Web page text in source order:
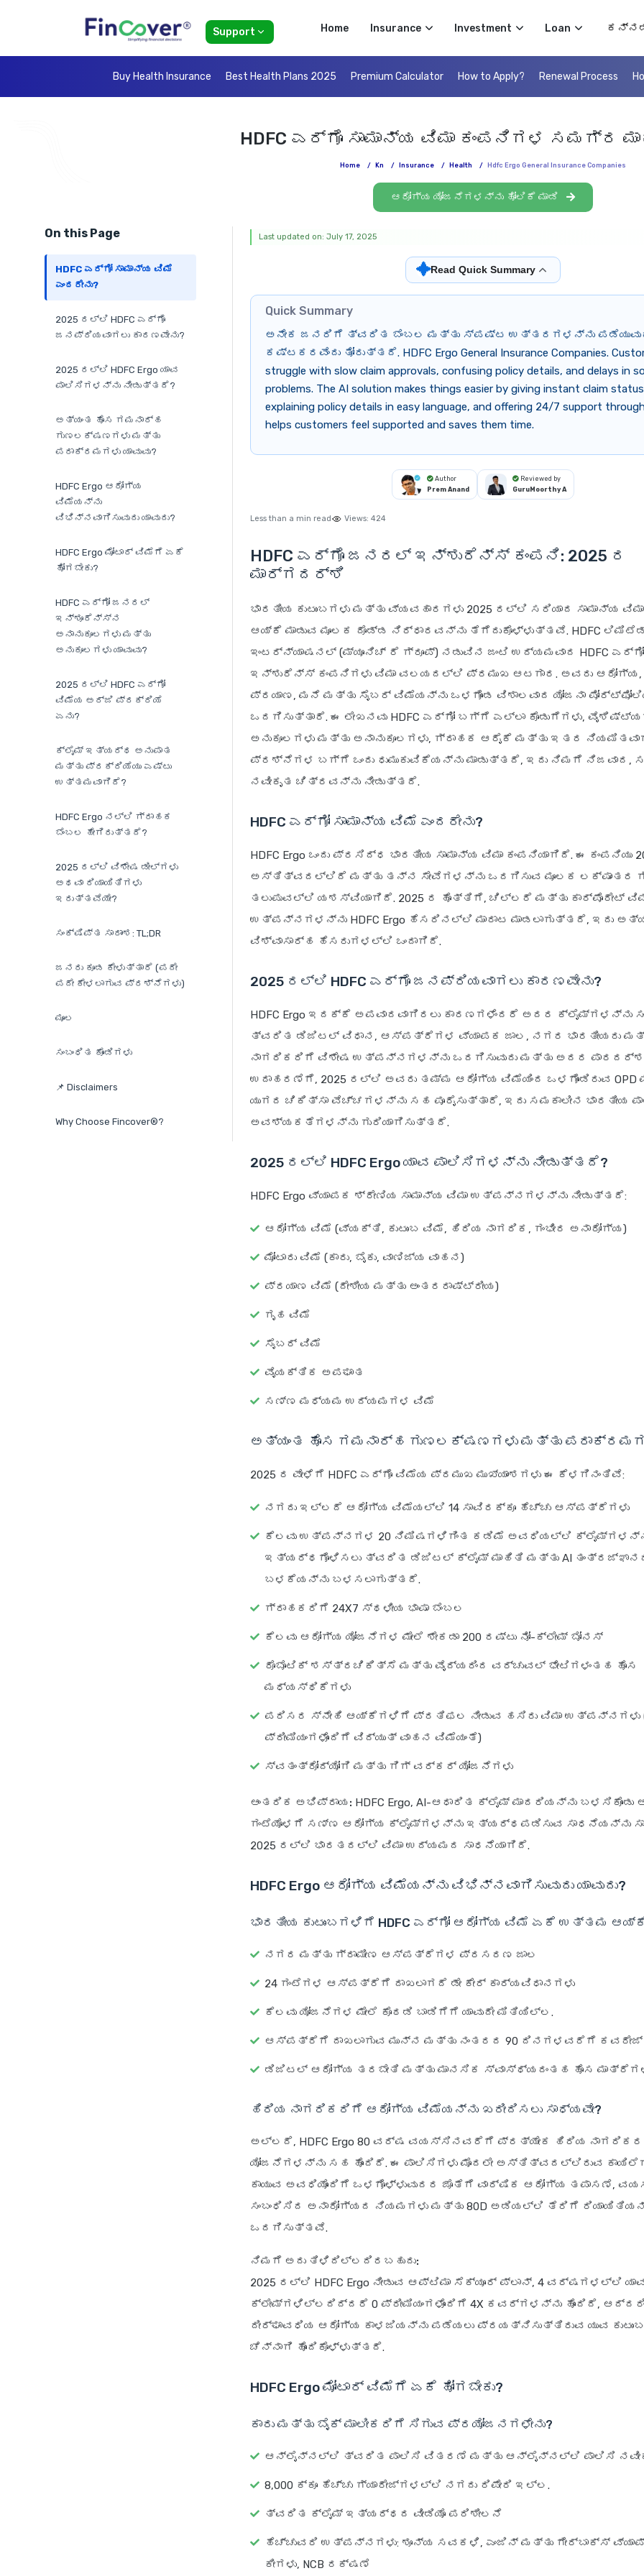
Support Home Insurance Investment Loan Select
Buy Health Insurance Best Health Plans 2025 Premium Calculator How to Apply? Renewal Process
HDFC ಎರ್ಗೊ ಸಾಮಾನ್ಯ ವಿಮಾ ಕಂಪನಿಗಳ ಸಮಗ್ರ
Home / Kn / Insurance / Health / Hdfc Ergo General Insurance Companies
ಆರೋಗ್ಯ ಯೋಜನೆಗಳನ್ನು ಹೋಲಿಕೆ ಮಾಡಿ
On this Page
HDFC ಎರ್ಗೋ ಸಾಮಾನ್ಯ ವಿಮೆ
ಎಂದರೇನು?
2025 ರಲ್ಲಿ HDFC ಎರ್ಗೊ
ಜನಪ್ರಿಯವಾಗಲು ಕಾರಣವೇನು?
2025 ರಲ್ಲಿ HDFC Ergo ಯಾವ
ಪಾಲಿಸಿಗಳನ್ನು ನೀಡುತ್ತದೆ?
ಅತ್ಯಂತ ಹೊಸ ಗಮನಾರ್ಹ
ಗುಣಲಕ್ಷಣಗಳು ಮತ್ತು
ಪರಾಕ್ರಮಗಳು ಯಾವುವು?
HDFC Ergo ಆರೋಗ್ಯ
ವಿಮೆಯನ್ನು
ವಿಭಿನ್ನವಾಗಿಸುವುದು ಯಾವುದು?
HDFC Ergo ಮೋಟಾರ್ ವಿಮೆಗೆ ಏಕೆ
ಹೋಗಬೇಕು?
HDFC ಎರ್ಗೋ ಜನರಲ್
ಇನ್ಶೂರೆನ್ಸ್‌ನ
ಅನಾನುಕೂಲಗಳು ಮತ್ತು
ಅನುಕೂಲಗಳು ಯಾವುವು?
2025 ರಲ್ಲಿ HDFC ಎರ್ಗೋ
ವಿಮೆಯ ಅರ್ಜಿ ಪ್ರಕ್ರಿಯೆ
ಏನು?
ಕ್ಲೈಮ್ ಇತ್ಯರ್ಥ ಅನುಪಾತ
ಮತ್ತು ಪ್ರಕ್ರಿಯೆಯು ಎಷ್ಟು
ಉತ್ತಮವಾಗಿದೆ?
HDFC Ergo ನಲ್ಲಿ ಗ್ರಾಹಕ
ಬೆಂಬಲ ಹೇಗಿರುತ್ತದೆ?
2025 ರಲ್ಲಿ ವಿಶೇಷ ಡೀಲ್‌ಗಳು
ಅಥವಾ ರಿಯಾಯಿತಿಗಳು
ಇರುತ್ತವೆಯೇ?
ಸಂಕ್ಷಿಪ್ತ ಸಾರಾಂಶ: TL;DR
ಜನರು ಕೂಡ ಕೇಳುತ್ತಾರೆ (ಪದೇ
ಪದೇ ಕೇಳಲಾಗುವ ಪ್ರಶ್ನೆಗಳು)
ಮೂಲ
ಸಂಬಂಧಿತ ಕೊಂಡಿಗಳು
📌 Disclaimers
Why Choose Fincover®?
Last updated on: July 17, 2025
✦Read Quick Summary
Quick Summary
ಅನೇಕ ಜನರಿಗೆ ತ್ವರಿತ ಬೆಂಬಲ ಮತ್ತು ಸ್ಪಷ್ಟ ಉತ್ತರಗಳನ್ನು
ಕಷ್ಟಕರವೆಂದು ತೋರುತ್ತದೆ. HDFC Ergo General Insurance Companies.
struggle with slow claim approvals, confusing policy details, and delays in
problems. The AI solution makes things easier by giving instant claim
explaining policy details in easy language, and offering 24/7 support
helps customers feel supported and saves them time.
Author
Prem Anand
Reviewed by
GuruMoorthy A
Less than a min read Views: 424
HDFC ಎರ್ಗೊ ಜನರಲ್ ಇನ್ಶುರೆನ್ಸ್ ಕಂಪನಿ: 2025 ರ
ಮಾರ್ಗದರ್ಶಿ
ಭಾರತೀಯ ಕುಟುಂಬಗಳು ಮತ್ತು ವ್ಯವಹಾರಗಳು 2025 ರಲ್ಲಿ ಸರಿಯಾದ ಸಾಮಾನ್ಯ
ಆಯ್ಕೆ ಮಾಡುವ ಮೂಲಕ ದೊಡ್ಡ ನಿರ್ಧಾರವನ್ನು ತೆಗೆದುಕೊಳ್ಳುತ್ತವೆ. HDFC ಲಿಮಿಟೆಡ್
ಇಂಟರ್ನ್ಯಾಷನಲ್ (ಮ್ಯೂನಿಚ್ ರೆ ಗ್ರೂಪ್) ನಡುವಿನ ಜಂಟಿ ಉದ್ಯಮವಾದ HDFC
ಇನ್ಶುರೆನ್ಸ್ ಕಂಪನಿಗಳು ವಿಮಾ ವಲಯದಲ್ಲಿ ಪ್ರಮುಖ ಆಟಗಾರ. ಅವರು ಆರೋಗ್ಯ,
ಪ್ರಯಾಣ, ಮನೆ ಮತ್ತು ಸೈಬರ್ ವಿಮೆಯನ್ನು ಒಳಗೊಂಡ ವಿಶಾಲವಾದ ಯೋಜನಾ
ಒದಗಿಸುತ್ತಾರೆ. ಈ ಲೇಖನವು HDFC ಎರ್ಗೋ ಬಗ್ಗೆ ಎಲ್ಲಾ ಕೊಡುಗೆಗಳು,
ಅನುಕೂಲಗಳು ಮತ್ತು ಅನಾನುಕೂಲಗಳು, ಗ್ರಾಹಕ ಆರೈಕೆ ಮತ್ತು ಇತರ
ಪ್ರಶ್ನೆಗಳ ಬಗ್ಗೆ ಒಂದು ಧುಮುಕುವಿಕೆಯನ್ನು ಮಾಡುತ್ತದೆ, ಇದು ನಿಮಗೆ ನಿಜವಾದ,
ನವೀಕೃತ ಚಿತ್ರವನ್ನು ನೀಡುತ್ತದೆ.
HDFC ಎರ್ಗೋ ಸಾಮಾನ್ಯ ವಿಮೆ ಎಂದರೇನು?
HDFC Ergo ಒಂದು ಪ್ರಸಿದ್ಧ ಭಾರತೀಯ ಸಾಮಾನ್ಯ ವಿಮಾ ಕಂಪನಿಯಾಗಿದೆ. ಈ ಕಂಪನಿಯು
ಅಸ್ತಿತ್ವದಲ್ಲಿದೆ ಮತ್ತು ತನ್ನ ಸೇವೆಗಳನ್ನು ಒದಗಿಸುವ ಮೂಲಕ ಲಕ್ಷಾಂತರ
ತಲುಪುವಲ್ಲಿ ಯಶಸ್ವಿಯಾಗಿದೆ. 2025 ರ ಹೊತ್ತಿಗೆ, ಚಿಲ್ಲರೆ ಮತ್ತು ಕಾರ್ಪೊರೇಟ್
ಉತ್ಪನ್ನಗಳನ್ನು HDFC Ergo ಹೆಸರಿನಲ್ಲಿ ಮಾರಾಟ ಮಾಡಲಾಗುತ್ತದೆ, ಇದು
ವಿಶ್ವಾಸಾರ್ಹ ಹೆಸರುಗಳಲ್ಲಿ ಒಂದಾಗಿದೆ.
2025 ರಲ್ಲಿ HDFC ಎರ್ಗೊ ಜನಪ್ರಿಯವಾಗಲು ಕಾರಣವೇನು?
HDFC Ergo ಇದಕ್ಕೆ ಅಪವಾದವಾಗಿರಲು ಕಾರಣಗಳೆಂದರೆ ಅದರ ಕ್ಲೈಮ್‌ಗಳನ್ನು
ತ್ವರಿತ ಡಿಜಿಟಲ್ ವಿಧಾನ, ಆಸ್ಪತ್ರೆಗಳ ವ್ಯಾಪಕ ಜಾಲ, ನಗರ ಭಾರತೀಯರು
ನಾಗರಿಕರಿಗೆ ವಿಶೇಷ ಉತ್ಪನ್ನಗಳನ್ನು ಒದಗಿಸುವುದು ಮತ್ತು ಅದರ
ಉದಾಹರಣೆಗೆ, 2025 ರಲ್ಲಿ ಅವರು ತಮ್ಮ ಆರೋಗ್ಯ ವಿಮೆಯಿಂದ ಒಳಗೊಂಡಿರುವ OPD
ಯುಗದ ಚಿಕಿತ್ಸಾ ವೆಚ್ಚಗಳನ್ನು ಸಹ ಪೂರೈಸುತ್ತಾರೆ, ಇದು ಸಮಕಾಲೀನ ಭಾರತೀಯ
ಅವಶ್ಯಕತೆಗಳನ್ನು ಗುರಿಯಾಗಿಸುತ್ತದೆ.
2025 ರಲ್ಲಿ HDFC Ergo ಯಾವ ಪಾಲಿಸಿಗಳನ್ನು ನೀಡುತ್ತದೆ?
HDFC Ergo ವ್ಯಾಪಕ ಶ್ರೇಣಿಯ ಸಾಮಾನ್ಯ ವಿಮಾ ಉತ್ಪನ್ನಗಳನ್ನು ನೀಡುತ್ತದೆ:
ಆರೋಗ್ಯ ವಿಮೆ (ವ್ಯಕ್ತಿ, ಕುಟುಂಬ ವಿಮೆ, ಹಿರಿಯ ನಾಗರಿಕ, ಗಂಭೀರ ಅನಾರೋಗ್ಯ)
ಮೋಟಾರು ವಿಮೆ (ಕಾರು, ಬೈಕು, ವಾಣಿಜ್ಯ ವಾಹನ)
ಪ್ರಯಾಣ ವಿಮೆ (ದೇಶೀಯ ಮತ್ತು ಅಂತರರಾಷ್ಟ್ರೀಯ)
ಗೃಹ ವಿಮೆ
ಸೈಬರ್ ವಿಮೆ
ವೈಯಕ್ತಿಕ ಅಪಘಾತ
ಸಣ್ಣ ಮಧ್ಯಮ ಉದ್ಯಮಗಳ ವಿಮೆ
ಅತ್ಯಂತ ಹೊಸ ಗಮನಾರ್ಹ ಗುಣಲಕ್ಷಣಗಳು ಮತ್ತು ಪರಾಕ್ರಮಗಳು
2025 ರ ವೇಳೆಗೆ HDFC ಎರ್ಗೊ ವಿಮೆಯ ಪ್ರಮುಖ ಮುಖ್ಯಾಂಶಗಳು ಈ ಕೆಳಗಿನಂತಿವೆ:
ನಗದು ಇಲ್ಲದೆ ಆರೋಗ್ಯ ವಿಮೆಯಲ್ಲಿ 14 ಸಾವಿರಕ್ಕೂ ಹೆಚ್ಚು ಆಸ್ಪತ್ರೆಗಳು
ಕೆಲವು ಉತ್ಪನ್ನಗಳ 20 ನಿಮಿಷಗಳಿಗಿಂತ ಕಡಿಮೆ ಅವಧಿಯಲ್ಲಿ
ಇತ್ಯರ್ಥಗೊಳಿಸಲು ತ್ವರಿತ ಡಿಜಿಟಲ್ ಕ್ಲೈಮ್ ಮಾಹಿತಿ ಮತ್ತು AI
ಬಳಕೆಯನ್ನು ಬಳಸಲಾಗುತ್ತದೆ.
ಗ್ರಾಹಕರಿಗೆ 24X7 ಸ್ಥಳೀಯ ಭಾಷಾ ಬೆಂಬಲ
ಕೆಲವು ಆರೋಗ್ಯ ಯೋಜನೆಗಳ ಮೇಲೆ ಶೇಕಡಾ 200 ರಷ್ಟು ನೋ-ಕ್ಲೇಮ್ ಬೋನಸ್
ರೊಬೊಟಿಕ್ ಶಸ್ತ್ರಚಿಕಿತ್ಸೆ ಮತ್ತು ವೈದ್ಯರಿಂದ ವರ್ಚುವಲ್ ಭೇಟಿಗಳಂತಹ ಹೊಸ
ಮಧ್ಯಸ್ಥಿಕೆಗಳು
ಪರಿಸರ ಸ್ನೇಹಿ ಆಯ್ಕೆಗಳಿಗೆ ಪ್ರತಿಫಲ ನೀಡುವ ಹಸಿರು ವಿಮಾ
ಪ್ರೀಮಿಯಂಗಳೊಂದಿಗೆ ವಿದ್ಯುತ್ ವಾಹನ ವಿಮೆಯಂತೆ)
ಸ್ವತಂತ್ರೋದ್ಯೋಗಿ ಮತ್ತು ಗಿಗ್ ವರ್ಕರ್ ಯೋಜನೆಗಳು
ಆಂತರಿಕ ಅಭಿಪ್ರಾಯ: HDFC Ergo, AI-ಆಧಾರಿತ ಕ್ಲೈಮ್ ಮಾದರಿಯನ್ನು ಬಳಸಿಕೊಂಡು
ಗಂಟೆಯೊಳಗೆ ಸಣ್ಣ ಆರೋಗ್ಯ ಕ್ಲೈಮ್‌ಗಳನ್ನು ಇತ್ಯರ್ಥಪಡಿಸುವ ಸಾಧನೆಯನ್ನು
2025 ರಲ್ಲಿ ಭಾರತದಲ್ಲಿ ವಿಮಾ ಉದ್ಯಮದ ಸಾಧನೆಯಾಗಿದೆ.
HDFC Ergo ಆರೋಗ್ಯ ವಿಮೆಯನ್ನು ವಿಭಿನ್ನವಾಗಿಸುವುದು ಯಾವುದು?
ಭಾರತೀಯ ಕುಟುಂಬಗಳಿಗೆ HDFC ಎರ್ಗೋ ಆರೋಗ್ಯ ವಿಮೆ ಏಕೆ ಉತ್ತಮ
ನಗರ ಮತ್ತು ಗ್ರಾಮೀಣ ಆಸ್ಪತ್ರೆಗಳ ಪ್ರಸರಣ ಜಾಲ
24 ಗಂಟೆಗಳ ಆಸ್ಪತ್ರೆಗೆ ದಾಖಲಾಗದೆ ಡೇ ಕೇರ್ ಕಾರ್ಯವಿಧಾನಗಳು
ಕೆಲವು ಯೋಜನೆಗಳ ಮೇಲೆ ಕೊಠಡಿ ಬಾಡಿಗೆಗೆ ಯಾವುದೇ ಮಿತಿಯಿಲ್ಲ.
ಆಸ್ಪತ್ರೆಗೆ ದಾಖಲಾಗುವ ಮುನ್ನ ಮತ್ತು ನಂತರದ 90 ದಿನಗಳವರೆಗೆ ಕವರೇಜ್
ಡಿಜಿಟಲ್ ಆರೋಗ್ಯ ತರಬೇತಿ ಮತ್ತು ಮಾನಸಿಕ ಸ್ವಾಸ್ಥ್ಯದಂತಹ ಹೊಸ
ಹಿರಿಯ ನಾಗರಿಕರಿಗೆ ಆರೋಗ್ಯ ವಿಮೆಯನ್ನು ಖರೀದಿಸಲು ಸಾಧ್ಯವೇ?
ಅಲ್ಲದೆ, HDFC Ergo 80 ವರ್ಷ ವಯಸ್ಸಿನವರೆಗೆ ಪ್ರತ್ಯೇಕ ಹಿರಿಯ ನಾಗರಿಕರ
ಯೋಜನೆಗಳನ್ನು ಸಹ ಹೊಂದಿದೆ. ಈ ಪಾಲಿಸಿಗಳು ಮೊದಲೇ ಅಸ್ತಿತ್ವದಲ್ಲಿರುವ
ಕಾಯುವ ಅವಧಿಯೊಂದಿಗೆ ಒಳಗೊಳ್ಳುವುದರ ಜೊತೆಗೆ ವಾರ್ಷಿಕ ಆರೋಗ್ಯ ತಪಾಸಣೆ,
ಸಂಬಂಧಿಸಿದ ಅನಾರೋಗ್ಯದ ನಿಯಮಗಳು ಮತ್ತು 80D ಅಡಿಯಲ್ಲಿ ತೆರಿಗೆ
ಒದಗಿಸುತ್ತವೆ.
ನಿಮಗೆ ಅದು ತಿಳಿದಿಲ್ಲದಿರಬಹುದು:
2025 ರಲ್ಲಿ HDFC Ergo ನೀಡುವ ಆಪ್ಟಿಮಾ ಸೆಕ್ಯೂರ್ ಪ್ಲಾನ್, 4 ವರ್ಷಗಳಲ್ಲಿ
ಕ್ಲೇಮ್‌ಗಳಿಲ್ಲದಿದ್ದರೆ 0 ಪ್ರೀಮಿಯಂಗಳೊಂದಿಗೆ 4X ಕವರ್‌ಗಳನ್ನು ಹೊಂದಿದೆ,
ದೀರ್ಘಾವಧಿಯ ಆರೋಗ್ಯ ಕಾಳಜಿಯನ್ನು ಪಡೆಯಲು ಪ್ರಯತ್ನಿಸುತ್ತಿರುವ ಯುವ
ಚೆನ್ನಾಗಿ ಹೊಂದಿಕೊಳ್ಳುತ್ತದೆ.
HDFC Ergo ಮೋಟಾರ್ ವಿಮೆಗೆ ಏಕೆ ಹೋಗಬೇಕು?
ಕಾರು ಮತ್ತು ಬೈಕ್ ಮಾಲೀಕರಿಗೆ ಸಿಗುವ ಪ್ರಯೋಜನಗಳೇನು?
ಆನ್‌ಲೈನ್‌ನಲ್ಲಿ ತ್ವರಿತ ಪಾಲಿಸಿ ವಿತರಣೆ ಮತ್ತು ಆನ್‌ಲೈನ್‌ನಲ್ಲಿ ಪಾಲಿಸಿ
8,000 ಕ್ಕೂ ಹೆಚ್ಚು ಗ್ಯಾರೇಜ್‌ಗಳಲ್ಲಿ ನಗದು ರಿಪೇರಿ ಇಲ್ಲ.
ತ್ವರಿತ ಕ್ಲೈಮ್ ಇತ್ಯರ್ಥದ ವೀಡಿಯೊ ಪರಿಶೀಲನೆ
ಹೆಚ್ಚುವರಿ ಉತ್ಪನ್ನಗಳು: ಶೂನ್ಯ ಸವಕಳಿ, ಎಂಜಿನ್ ಮತ್ತು ಗೇರ್‌ಬಾಕ್ಸ್
ಕೀಗಳು, NCB ರಕ್ಷಣೆ